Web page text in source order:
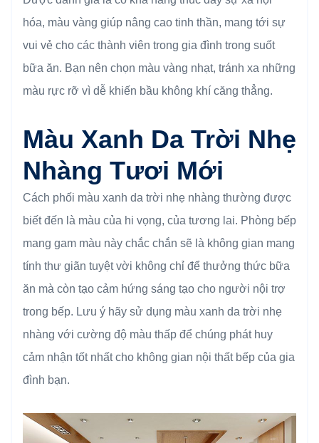
hóa, màu vàng giúp nâng cao tinh thần, mang tới sự
vui vẻ cho các thành viên trong gia đình trong suốt
bữa ăn. Bạn nên chọn màu vàng nhạt, tránh xa những
màu rực rỡ vì dễ khiến bầu không khí căng thẳng.
Màu Xanh Da Trời Nhẹ
Nhàng Tươi Mới
Cách phối màu xanh da trời nhẹ nhàng thường được
biết đến là màu của hi vọng, của tương lai. Phòng bếp
mang gam màu này chắc chắn sẽ là không gian mang
tính thư giãn tuyệt vời không chỉ để thưởng thức bữa
ăn mà còn tạo cảm hứng sáng tạo cho người nội trợ
trong bếp. Lưu ý hãy sử dụng màu xanh da trời nhẹ
nhàng với cường độ màu thấp để chúng phát huy
cảm nhận tốt nhất cho không gian nội thất bếp của gia
đình bạn.